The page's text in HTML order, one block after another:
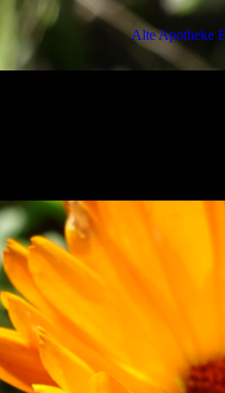
Alte Apotheke